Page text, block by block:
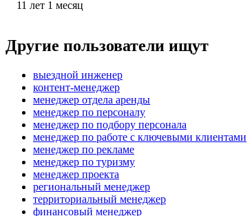
11 лет 1 месяц
Другие пользователи ищут
выездной инженер
контент-менеджер
менеджер отдела аренды
менеджер по персоналу
менеджер по подбору персонала
менеджер по работе с ключевыми клиентами
менеджер по рекламе
менеджер по туризму
менеджер проекта
региональный менеджер
территориальный менеджер
финансовый менеджер